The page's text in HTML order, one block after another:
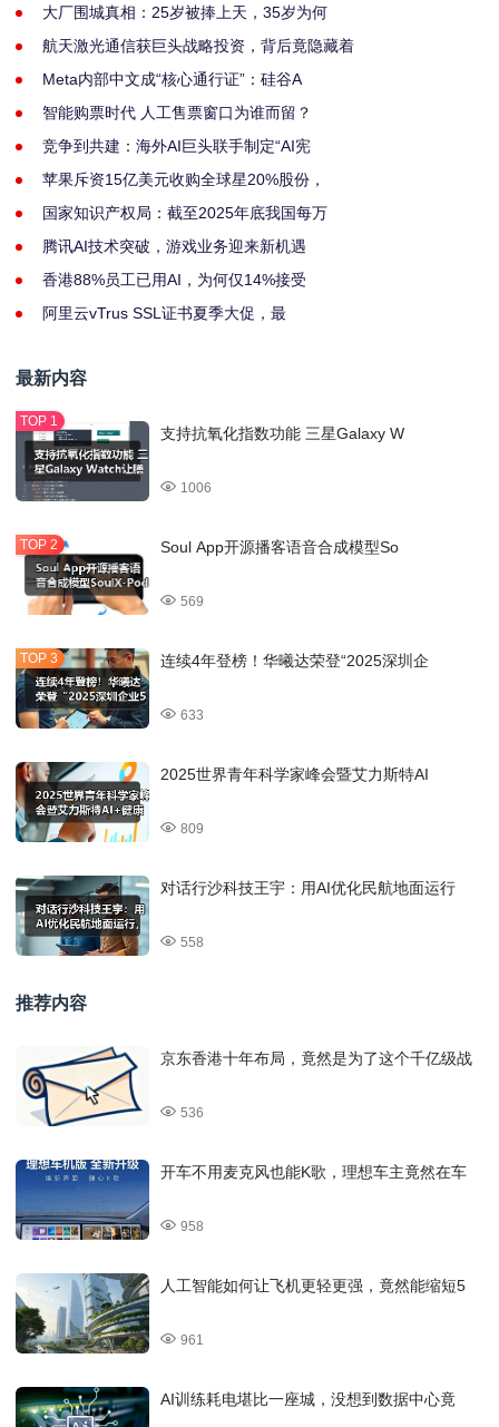
大厂围城真相：25岁被捧上天，35岁为何
航天激光通信获巨头战略投资，背后竟隐藏着
Meta内部中文成“核心通行证”：硅谷A
智能购票时代 人工售票窗口为谁而留？
竞争到共建：海外AI巨头联手制定“AI宪
苹果斥资15亿美元收购全球星20%股份，
国家知识产权局：截至2025年底我国每万
腾讯AI技术突破，游戏业务迎来新机遇
香港88%员工已用AI，为何仅14%接受
阿里云vTrus SSL证书夏季大促，最
最新内容
支持抗氧化指数功能 三星Galaxy W
1006
Soul App开源播客语音合成模型So
569
连续4年登榜！华曦达荣登“2025深圳企
633
2025世界青年科学家峰会暨艾力斯特AI
809
对话行沙科技王宇：用AI优化民航地面运行
558
推荐内容
京东香港十年布局，竟然是为了这个千亿级战
536
开车不用麦克风也能K歌，理想车主竟然在车
958
人工智能如何让飞机更轻更强，竟然能缩短5
961
AI训练耗电堪比一座城，没想到数据中心竟